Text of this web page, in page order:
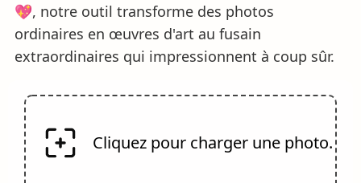
💖, notre outil transforme des photos
ordinaires en œuvres d'art au fusain
extraordinaires qui impressionnent à coup sûr.
Cliquez pour charger une photo.